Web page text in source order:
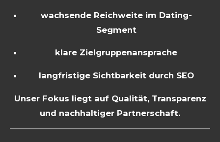
wachsende Reichweite im Dating-
Segment
klare Zielgruppenansprache
langfristige Sichtbarkeit durch SEO
Unser Fokus liegt auf Qualität, Transparenz
und nachhaltiger Partnerschaft.